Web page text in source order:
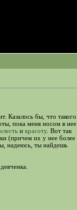
Казалось бы, что такого
пока меня носом в нее
и красоту. Вот так
(причем их у нее более
надеюсь, ты найдешь